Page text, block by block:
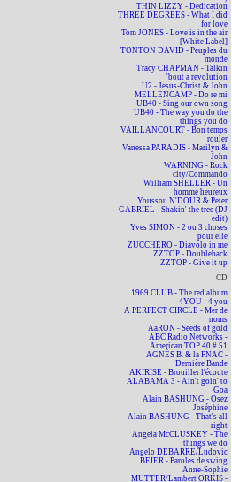
THIN LIZZY - Dedication
THREE DEGREES - What I did
for love
Tom JONES - Love is in the air
[White Label]
TONTON DAVID - Peuples du
monde
Tracy CHAPMAN - Talkin
'bout a revolution
U2 - Jesus-Christ & John
MELLENCAMP - Do re mi
UB40 - Sing our own song
UB40 - The way you do the
things you do
VAILLANCOURT - Bon temps
rouler
Vanessa PARADIS - Marilyn &
John
WARNING - Rock
city/Commando
William SHELLER - Un
homme heureux
Youssou N'DOUR & Peter
GABRIEL - Shakin' the tree (DJ
edit)
Yves SIMON - 2 ou 3 choses
pour elle
ZUCCHERO - Diavolo in me
ZZTOP - Doubleback
ZZTOP - Give it up
CD
1969 CLUB - The red album
4YOU - 4 you
A PERFECT CIRCLE - Mer de
noms
AaRON - Seeds of gold
ABC Radio Networks -
American TOP 40 # 51
AGNÈS B. & la FNAC -
Dernière Bande
AKIRISE - Brouiller l'écoute
ALABAMA 3 - Ain't goin' to
Goa
Alain BASHUNG - Osez
Joséphine
Alain BASHUNG - That's all
right
Angela McCLUSKEY - The
things we do
Angelo DEBARRE/Ludovic
BEIER - Paroles de swing
Anne-Sophie
MUTTER/Lambert ORKIS -